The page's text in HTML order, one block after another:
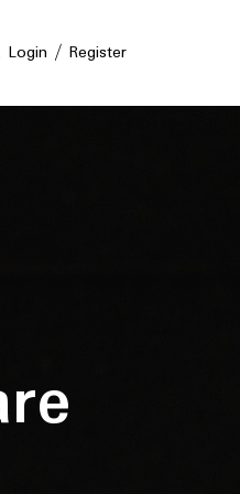
Login / RegisterLogin
Register